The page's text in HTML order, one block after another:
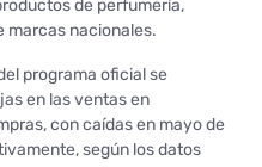
de perfumería,
marcas nacionales.
programa oficial se
en las ventas en
con caídas en mayo de
según los datos